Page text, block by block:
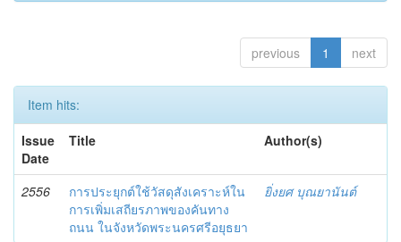
previous 1 next
Item hits:
Issue
Date
Title Author(s)
2556
การประยุกต์ใช้วัสดุสังเคราะห์ใน
การเพิ่มเสถียรภาพของคันทาง
ถนน ในจังหวัดพระนครศรีอยุธยา
ยิ่งยศ บุณยานันต์